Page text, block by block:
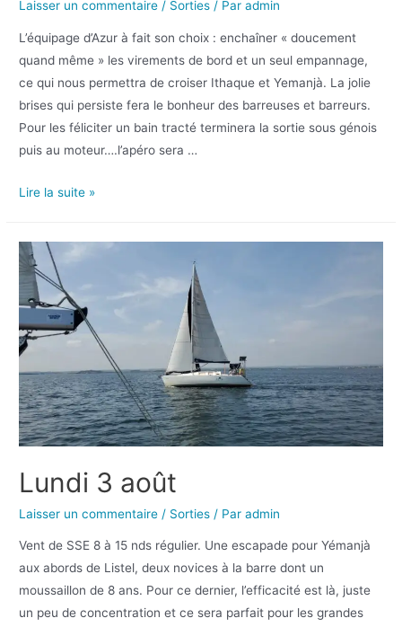
Laisser un commentaire / Sorties / Paradmin
L’équipage d’Azur à fait son choix : enchaîner « doucement
quand même » les virements de bord et un seul empannage,
ce qui nous permettra de croiser Ithaque et Yemanjà. La jolie
brises qui persiste fera le bonheur des barreuses et barreurs.
Pour les féliciter un bain tracté terminera la sortie sous génois
puis au moteur….l’apéro sera …
Lire la suite »
Lundi 3 août
Laisser un commentaire / Sorties / Paradmin
Vent de SSE 8 à 15 nds régulier. Une escapade pour Yémanjà
aux abords de Listel, deux novices à la barre dont un
moussaillon de 8 ans. Pour ce dernier, l’efficacité est là, juste
un peu de concentration et ce sera parfait pour les grandes